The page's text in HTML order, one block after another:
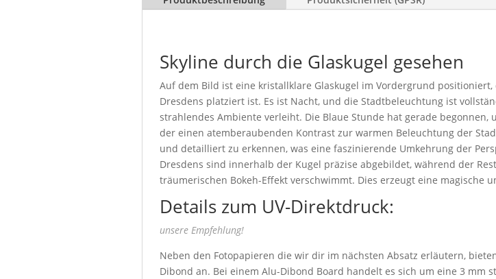
Skyline durch die Glaskugel gesehen
Auf dem Bild ist eine kristallklare Glaskugel im Vordergrund
Dresdens platziert ist. Es ist Nacht, und die Stadtbeleuchtung ist
strahlendes Ambiente verleiht. Die Blaue Stunde hat gerade
der einen atemberaubenden Kontrast zur warmen Beleuchtung der
und detailliert zu erkennen, was eine faszinierende Umkehrung der
Dresdens sind innerhalb der Kugel präzise abgebildet, während der
träumerischen Bokeh-Effekt verschwimmt. Dies erzeugt eine magische
Details zum UV-Direktdruck:
unsere Empfehlung!
Neben den Fotopapieren die wir dir im nächsten Absatz erläutern,
Dibond an. Bei einem Alu-Dibond Board handelt es sich um eine 3